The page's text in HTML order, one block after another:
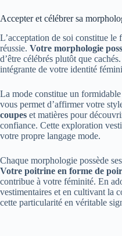
Accepter et célébrer sa
L’acceptation de soi constitue le
réussie. Votre morphologie
d’être célébrés plutôt que
intégrante de votre identité
La mode constitue un
vous permet d’affirmer votre
coupes et matières pour
confiance. Cette exploration
votre propre langage mode.
Chaque morphologie possède
Votre poitrine en forme de
contribue à votre féminité. En
vestimentaires et en cultivant la
cette particularité en véritable